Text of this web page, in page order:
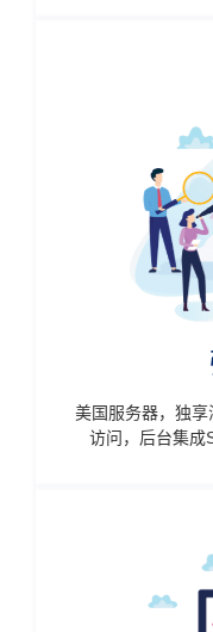
美国服务器，独
访问，后台集成